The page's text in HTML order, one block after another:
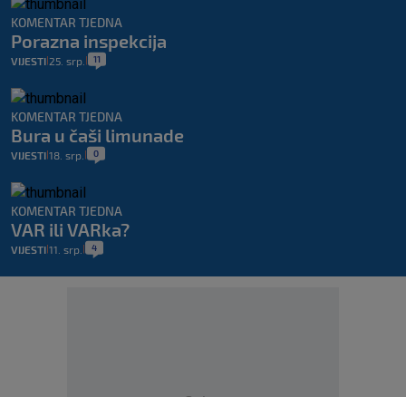
KOMENTAR TJEDNA
Porazna inspekcija
VIJESTI 25. srp. 11
KOMENTAR TJEDNA
Bura u čaši limunade
VIJESTI 18. srp. 0
KOMENTAR TJEDNA
VAR ili VARka?
VIJESTI 11. srp. 4